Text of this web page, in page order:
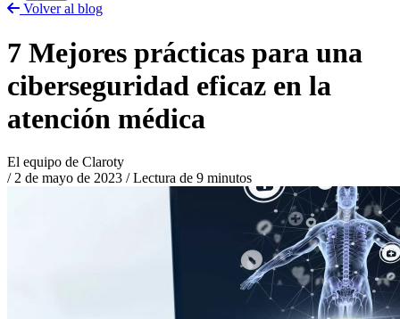
Volver al blog
7 Mejores prácticas para una
ciberseguridad eficaz en la
atención médica
El equipo de Claroty
/ 2 de mayo de 2023 /Lectura de 9 minutos